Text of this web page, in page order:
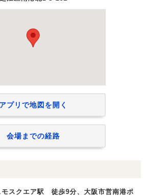
アプリで地図を開く
会場までの経路
モスクエア駅 徒歩9分、大阪市営南港ポ